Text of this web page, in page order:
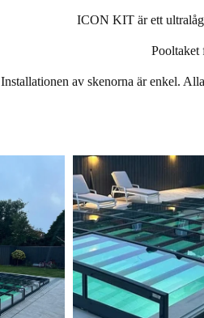
ICON KIT är ett
Pooltaket
Installationen av skenorna är enkel.